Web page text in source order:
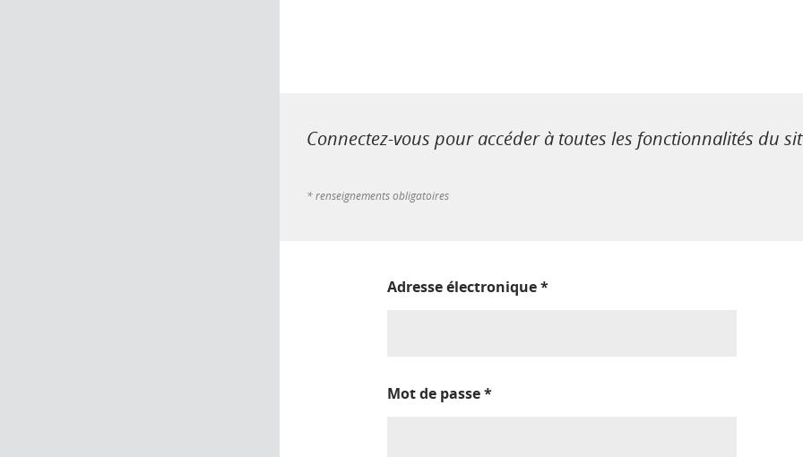
Connectez-vous pour accéder à toutes les fonctionnalités du
* renseignements obligatoires
Adresse électronique*
Mot de passe*